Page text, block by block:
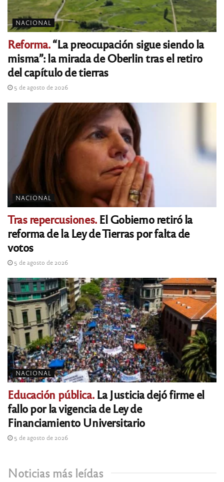
NACIONAL
Reforma.“La preocupación sigue siendo la
misma”: la mirada de Oberlin tras el retiro
del capítulo de tierras
5 de agosto de 2026
NACIONAL
Tras repercusiones.El Gobierno retiró la
reforma de la Ley de Tierras por falta de
votos
5 de agosto de 2026
NACIONAL
Educación pública.La Justicia dejó firme el
fallo por la vigencia de Ley de
Financiamiento Universitario
5 de agosto de 2026
Noticias más leídas